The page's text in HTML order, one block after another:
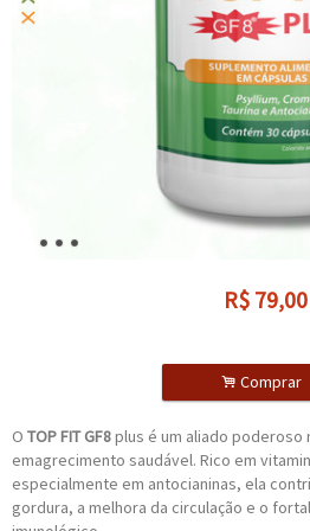
R$ 79,00
. Comprar
O TOP FIT GF8plus é um aliado poderoso
emagrecimento saudável. Rico em
especialmente em antocianinas, ela
gordura, a melhora da circulação e o